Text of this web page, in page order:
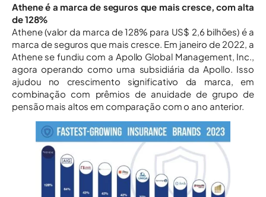
Athene é a marca de seguros que mais cresce, com alta
de 128%
Athene (valor da marca de 128% para US$ 2,6 bilhões) é a
marca de seguros que mais cresce. Em janeiro de 2022, a
Athene se fundiu com a Apollo Global Management, Inc.,
agora operando como uma subsidiária da Apollo. Isso
ajudou no crescimento significativo da marca, em
combinação com prêmios de anuidade de grupo de
pensão mais altos em comparação com o ano anterior.